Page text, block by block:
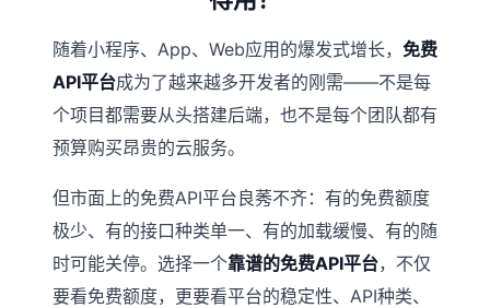
随着小程序、App、Web应用的爆发式增长， 免费
API平台成为了越来越多开发者的刚需——不是每
个项目都需要从头搭建后端，也不是每个团队都有
预算购买昂贵的云服务。
但市面上的免费API平台良莠不齐：有的免费额度
极少、有的接口种类单一、有的加载缓慢、有的随
时可能关停。选择一个靠谱的免费API平台，不仅
要看免费额度，更要看平台的稳定性、API种类、